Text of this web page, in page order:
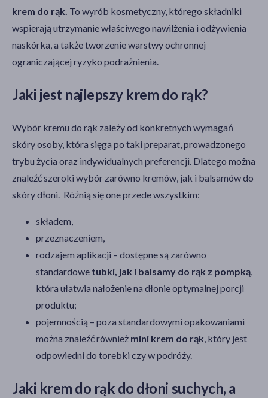
krem do rąk. To wyrób kosmetyczny, którego składniki
wspierają utrzymanie właściwego nawilżenia i odżywienia
naskórka, a także tworzenie warstwy ochronnej
ograniczającej ryzyko podrażnienia.
Jaki jest najlepszy krem do rąk?
Wybór kremu do rąk zależy od konkretnych wymagań
skóry osoby, która sięga po taki preparat, prowadzonego
trybu życia oraz indywidualnych preferencji. Dlatego można
znaleźć szeroki wybór zarówno kremów, jak i balsamów do
skóry dłoni. Różnią się one przede wszystkim:
składem,
przeznaczeniem,
rodzajem aplikacji – dostępne są zarówno
standardowe tubki, jak i balsamy do rąk z pompką,
która ułatwia nałożenie na dłonie optymalnej porcji
produktu;
pojemnością – poza standardowymi opakowaniami
można znaleźć również mini krem do rąk, który jest
odpowiedni do torebki czy w podróży.
Jaki krem do rąk do dłoni suchych, a